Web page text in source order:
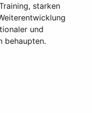
starken
und
behaupten.